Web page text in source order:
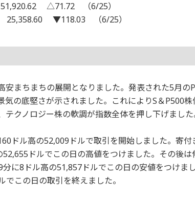
△71.72 （6/25）
25,358.60 ▼118.03 （6/25）
安まちまちの展開となりました。発表された5月の
気の底堅さが示されました。これによりS＆P500
テクノロジー株の軟調が指数全体を押し下げました
ドル高の52,009ドルで取引を開始しました。寄
ドルでこの日の高値をつけました。その後
に8ドル高の51,857ドルでこの日の安値をつけま
でこの日の取引を終えました。